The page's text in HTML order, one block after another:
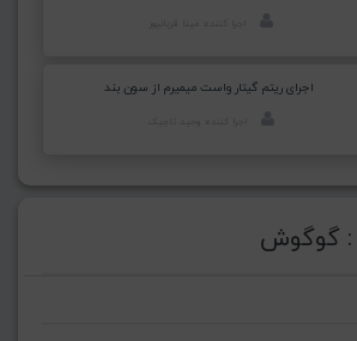
اجرای ریتم گیتار واست میمیرم از سون بند
: گوگوش